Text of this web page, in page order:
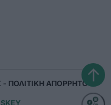
ΠΟΛΙΤΙΚΗ ΑΠΟΡΡΗΤΟΥ↑